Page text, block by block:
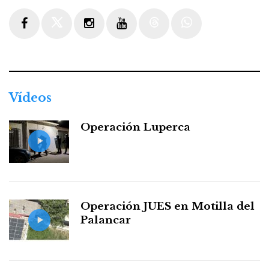
Vídeos
Operación Luperca
Operación JUES en Motilla del
Palancar